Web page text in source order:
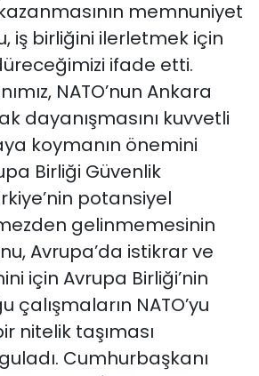
memnuniyet
iş birliğini ilerletmek için
ifade etti.
NATO’nun Ankara
dayanışmasını kuvvetli
koymanın önemini
Birliği Güvenlik
potansiyel
gelinmemesinin
Avrupa’da istikrar ve
için Avrupa Birliği’nin
NATO’yu
nitelik taşıması
Cumhurbaşkanı